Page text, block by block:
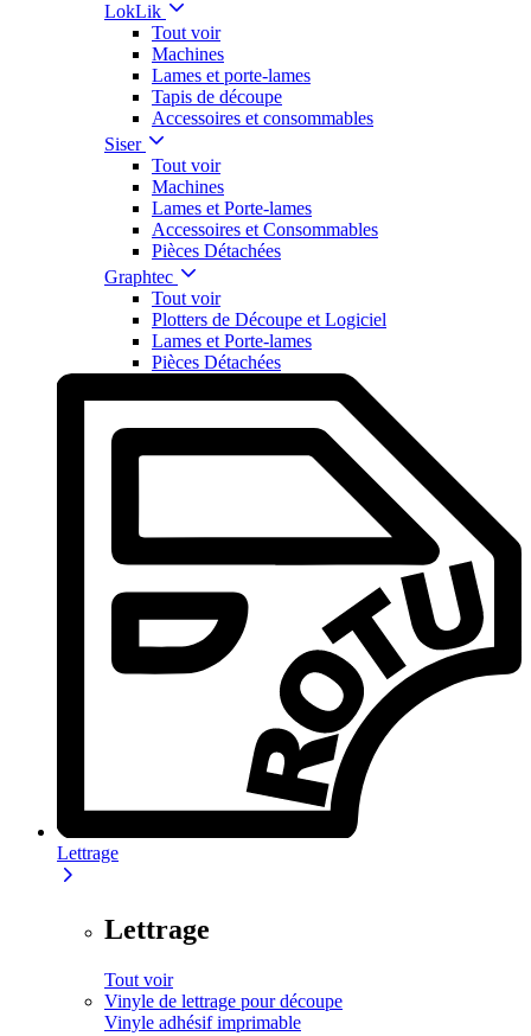
LokLik
Tout voir
Machines
Lames et porte-lames
Tapis de découpe
Accessoires et consommables
Siser
Tout voir
Machines
Lames et Porte-lames
Accessoires et Consommables
Pièces Détachées
Graphtec
Tout voir
Plotters de Découpe et Logiciel
Lames et Porte-lames
Pièces Détachées
Lettrage
Lettrage
Tout voir
Vinyle de lettrage pour découpe
Vinyle adhésif imprimable